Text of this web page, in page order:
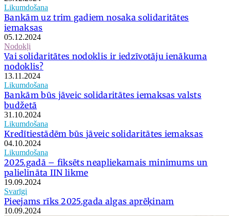
Likumdošana
Bankām uz trim gadiem nosaka solidaritātes
iemaksas
05.12.2024
Nodokļi
Vai solidaritātes nodoklis ir iedzīvotāju ienākuma
nodoklis?
13.11.2024
Likumdošana
Bankām būs jāveic solidaritātes iemaksas valsts
budžetā
31.10.2024
Likumdošana
Kredītiestādēm būs jāveic solidaritātes iemaksas
04.10.2024
Likumdošana
2025.gadā – fiksēts neapliekamais minimums un
palielināta IIN likme
19.09.2024
Svarīgi
Pieejams rīks 2025.gada algas aprēķinam
10.09.2024